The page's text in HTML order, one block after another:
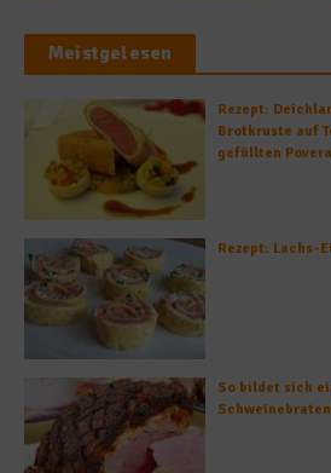
Meistgelesen
Rezept:
Brotkruste auf
gefüllten
Rezept: Lachs-
So bildet sich